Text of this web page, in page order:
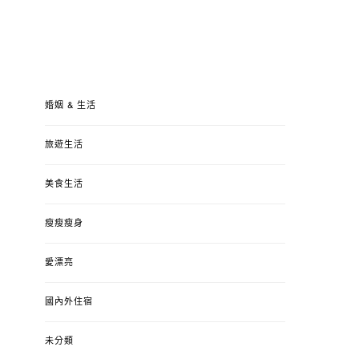
婚姻 & 生活
旅遊生活
美食生活
瘦瘦瘦身
愛漂亮
國內外住宿
未分類